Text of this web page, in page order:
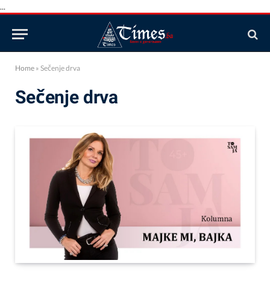
...
Home » Sečenje drva
Sečenje drva